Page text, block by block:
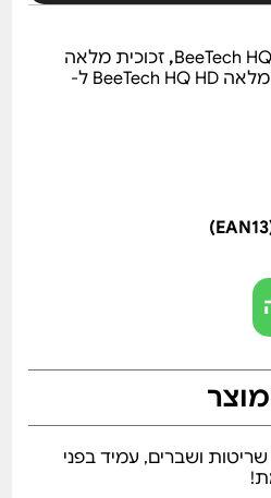
,זכוכית מלאה
זכוכית מלאה BeeTech HQ HD ל-
ושברים, עמיד בפני